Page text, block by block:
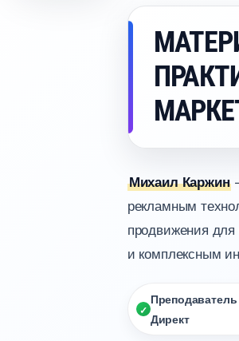
Михаил Каржин
рекламным
продвижения
и комплексным
Директ